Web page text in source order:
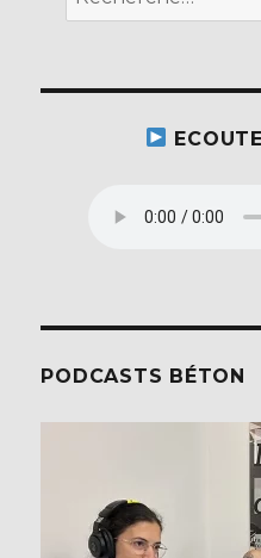
pour :
PODCASTS BÉTON